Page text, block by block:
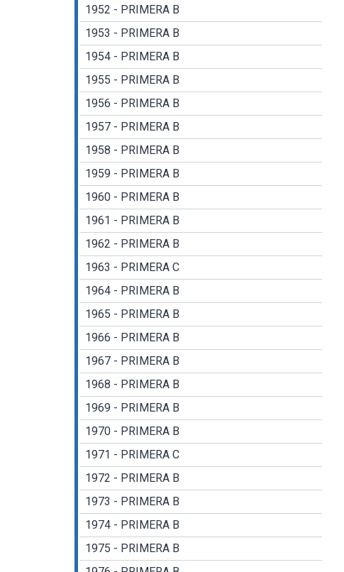
1952 - PRIMERA B
1953 - PRIMERA B
1954 - PRIMERA B
1955 - PRIMERA B
1956 - PRIMERA B
1957 - PRIMERA B
1958 - PRIMERA B
1959 - PRIMERA B
1960 - PRIMERA B
1961 - PRIMERA B
1962 - PRIMERA B
1963 - PRIMERA C
1964 - PRIMERA B
1965 - PRIMERA B
1966 - PRIMERA B
1967 - PRIMERA B
1968 - PRIMERA B
1969 - PRIMERA B
1970 - PRIMERA B
1971 - PRIMERA C
1972 - PRIMERA B
1973 - PRIMERA B
1974 - PRIMERA B
1975 - PRIMERA B